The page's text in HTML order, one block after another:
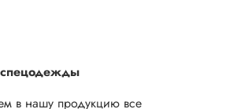
спецодежды
в нашу продукцию все